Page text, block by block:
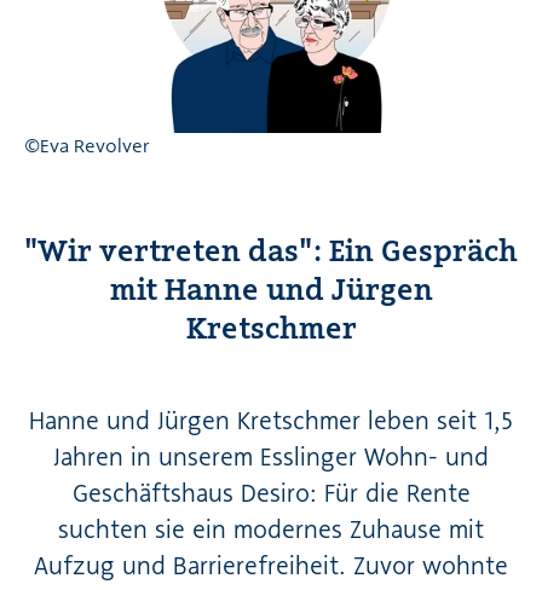
©Eva Revolver
"Wir vertreten das": Ein Gespräch
mit Hanne und Jürgen
Kretschmer
Hanne und Jürgen Kretschmer leben seit 1,5
Jahren in unserem Esslinger Wohn- und
Geschäftshaus Desiro: Für die Rente
suchten sie ein modernes Zuhause mit
Aufzug und Barrierefreiheit. Zuvor wohnte